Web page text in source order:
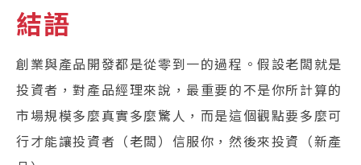
結語
創業與產品開發都是從零到一的過程。假設老闆就是
投資者，對產品經理來說，最重要的不是你所計算的
市場規模多麼真實多麼驚人，而是這個觀點要多麼可
行才能讓投資者（老闆）信服你，然後來投資（新產